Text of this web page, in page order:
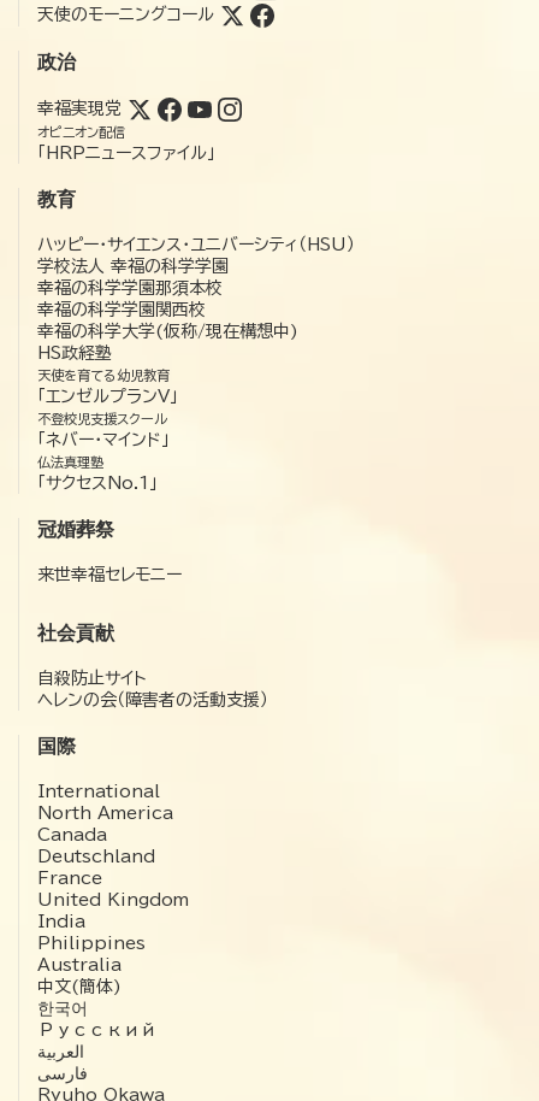
天使のモーニングコール
政治
幸福実現党
オピニオン配信
「HRPニュースファイル」
教育
ハッピー・サイエンス・ユニバーシティ（HSU）
学校法人 幸福の科学学園
幸福の科学学園那須本校
幸福の科学学園関西校
幸福の科学大学(仮称/現在構想中)
HS政経塾
天使を育てる幼児教育
「エンゼルプランV」
不登校児支援スクール
「ネバー・マインド」
仏法真理塾
「サクセスNo.1」
冠婚葬祭
来世幸福セレモニー
社会貢献
自殺防止サイト
ヘレンの会（障害者の活動支援）
国際
International
North America
Canada
Deutschland
France
United Kingdom
India
Philippines
Australia
中文(簡体)
한국어
Русский
العربية‏
فارسی
Ryuho Okawa